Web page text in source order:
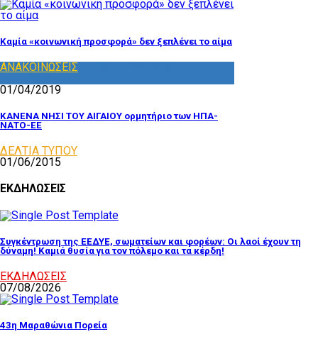
Καμία «κοινωνική προσφορά» δεν ξεπλένει το αίμα
ΑΝΑΚΟΙΝΩΣΕΙΣ
01/04/2019
ΚΑΝΕΝΑ ΝΗΣΙ ΤΟΥ ΑΙΓΑΙΟΥ ορμητήριο των ΗΠΑ-
ΝΑΤΟ-ΕΕ
ΔΕΛΤΙΑ ΤΥΠΟΥ
01/06/2015
ΕΚΔΗΛΩΣΕΙΣ
Συγκέντρωση της ΕΕΔΥΕ, σωματείων και φορέων: Οι λαοί έχουν τη
δύναμη! Καμιά θυσία για τον πόλεμο και τα κέρδη!
ΕΚΔΗΛΩΣΕΙΣ
07/08/2026
43η Μαραθώνια Πορεία